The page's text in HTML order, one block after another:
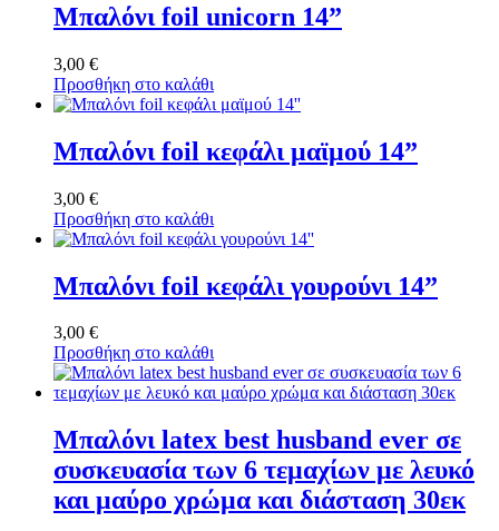
Μπαλόνι foil unicorn 14”
3,00 €
Προσθήκη στο καλάθι
Μπαλόνι foil κεφάλι μαϊμού 14”
3,00 €
Προσθήκη στο καλάθι
Μπαλόνι foil κεφάλι γουρούνι 14”
3,00 €
Προσθήκη στο καλάθι
Μπαλόνι latex best husband ever σε
συσκευασία των 6 τεμαχίων με λευκό
και μαύρο χρώμα και διάσταση 30εκ